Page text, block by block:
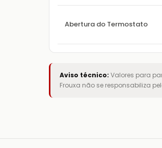
Abertura do Termostato
Aviso técnico: Valores para
Frouxa não se responsabiliza